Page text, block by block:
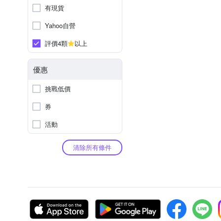
有現貨
Yahoo自營
評價4顆
以上
優惠
挑戰低價
券
活動
清除所有條件